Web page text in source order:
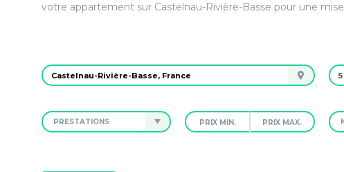
votre appartement sur Castelnau-Rivière-Basse pour une
PRESTATIONS